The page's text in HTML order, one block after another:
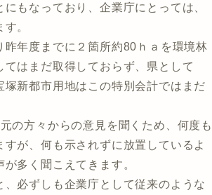
もなっており、企業庁にとっては、
。
年度までに２箇所約80ｈａを環境林
はまだ取得しておらず、県として
新都市用地はこの特別会計ではまだ
の方々からの意見を聞くため、何度も
が、何も示されずに放置しているよ
多く聞こえてきます。
必ずしも企業庁として従来のような